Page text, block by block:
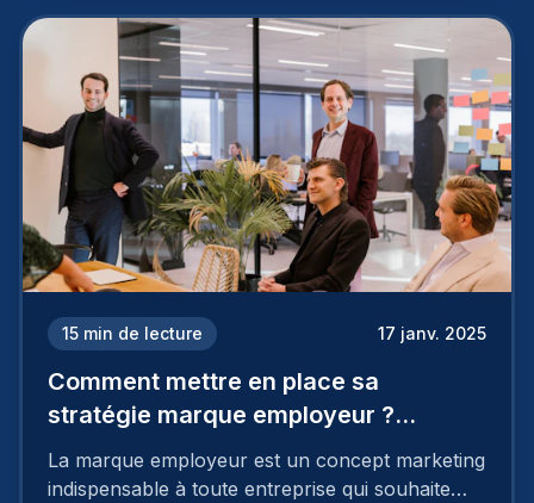
15 min de lecture 17 janv. 2025
Comment mettre en place sa
stratégie marque employeur ?
Découvrez les 7 étapes
La marque employeur est un concept marketing
indispensable à toute entreprise qui souhaite